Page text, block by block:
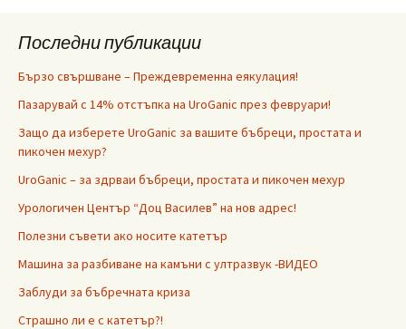
Последни публикации
Бързо свършване – Преждевременна еякулация!
Пазарувай с 14% отстъпка на UroGanic през февруари!
Защо да изберете UroGanic за вашите бъбреци, простата и
пикочен мехур?
UroGanic – за здрваи бъбреци, простата и пикочен мехур
Урологичен Център “Доц Василев” на нов адрес!
Полезни съвети ако носите катетър
Машина за разбиване на камъни с ултразвук -ВИДЕО
Заблуди за бъбречната криза
Страшно ли е с катетър?!